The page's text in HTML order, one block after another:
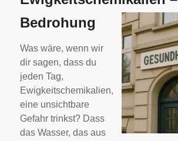
Bedrohung
Was wäre, wenn wir
dir sagen, dass du
jeden Tag,
Ewigkeitschemikalien,
eine unsichtbare
Gefahr trinkst? Dass
das Wasser, das aus